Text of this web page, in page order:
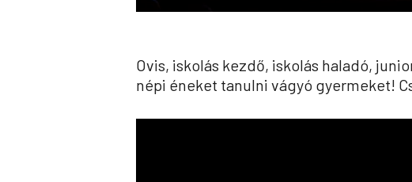
Ovis, iskolás kezdő, iskolás haladó,
népi éneket tanulni vágyó gyermeket!